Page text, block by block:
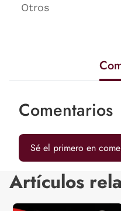
Otros
Comentarios
Sé el primero en
Artículos